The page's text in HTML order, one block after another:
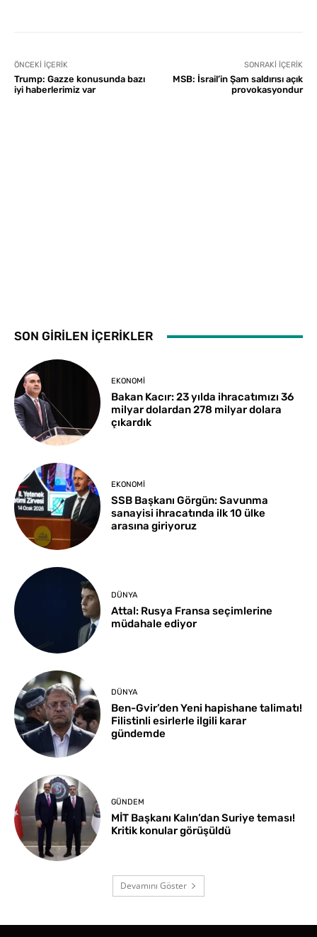
ÖNCEKI İÇERIK
Trump: Gazze konusunda bazı
iyi haberlerimiz var
SONRAKI İÇERIK
MSB: İsrail’in Şam saldırısı açık
provokasyondur
SON GİRİLEN İÇERİKLER
EKONOMI
Bakan Kacır: 23 yılda ihracatımızı 36
milyar dolardan 278 milyar dolara
çıkardık
EKONOMI
SSB Başkanı Görgün: Savunma
sanayisi ihracatında ilk 10 ülke
arasına giriyoruz
DÜNYA
Attal: Rusya Fransa seçimlerine
müdahale ediyor
DÜNYA
Ben-Gvir’den Yeni hapishane talimatı!
Filistinli esirlerle ilgili karar
gündemde
GÜNDEM
MİT Başkanı Kalın’dan Suriye teması!
Kritik konular görüşüldü
Devamını Göster